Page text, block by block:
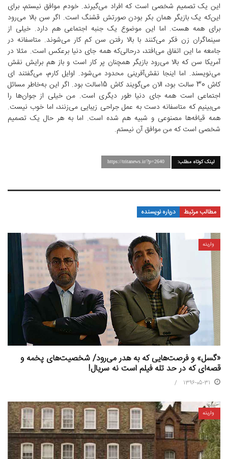
این یک تصمیم شخصی است که افراد می‌گیرند. خودم موافق نیستم، برای
این‌که یک بازیگر همان بکر بودن صورتش قشنگ است. اگر سن بالا می‌رود
برای همه هست. اما این موضوع یک جنبه اجتماعی هم دارد. خیلی از
سینماگران زن فکر می‌کنند با بالا رفتن سن کم کار می‌شوند. متاسفانه در
جامعه ما این اتفاق می‌افتد، درحالی‌که همه جای دنیا برعکس است. مثلا در
آمریکا سن که بالا می‌رود بازیگر همچنان پر کار است و باز هم برایش نقش
می‌نویسند. اما اینجا نقش‌آفرینی محدود می‌شود. اوایل کارم، می‌گفتند ای
کاش 30 سالت بود، الان می‌گویند کاش 15‌سالت بود. اگر این به‌خاطر مسائل
اجتماعی است همه جای دنیا طور دیگری است. من خیلی از جوان‌ها را
می‌بینیم که متاسفانه دست به عمل جراحی زیبایی می‌زنند، اما خوب نیست.
همه قیافه‌ها مصنوعی و شبیه هم شده است. اما به هر حال یک تصمیم
شخصی است که من موافق آن نیستم.
لینک کوتاه مطلب: https://tritanews.ir/?p=2640
مطالب مرتبط درباره نویسنده
واریته
«گسل» و فرصت‌هایی که به هدر می‌رود/ شخصیت‌های پخمه و
قصه‌ای که در حد تله فیلم است نه سریال!
1396-05-31
واریته